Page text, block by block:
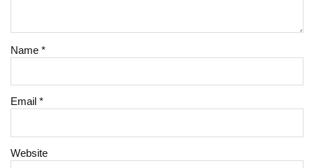
Name*
Email*
Website